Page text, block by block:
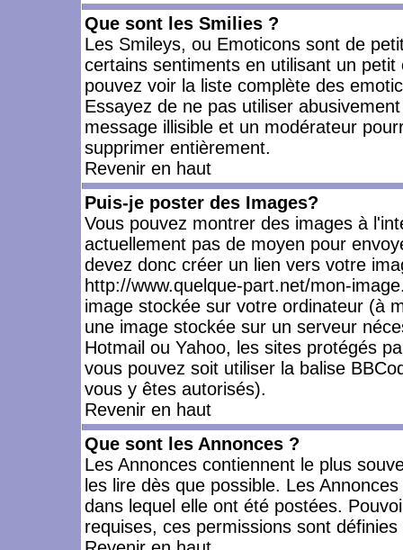
Que sont les Smilies ?
Les Smileys, ou Emoticons sont de
certains sentiments en utilisant un
pouvez voir la liste complète des
Essayez de ne pas utiliser
message illisible et un modérateur
supprimer entièrement.
Revenir en haut
Puis-je poster des Images?
Vous pouvez montrer des images à
actuellement pas de moyen pour
devez donc créer un lien vers votre
http://www.quelque-part.net/mon-
image stockée sur votre ordinateur (à
une image stockée sur un serveur
Hotmail ou Yahoo, les sites protégés
vous pouvez soit utiliser la balise
vous y êtes autorisés).
Revenir en haut
Que sont les Annonces ?
Les Annonces contiennent le plus
les lire dès que possible. Les
dans lequel elle ont été postées.
requises, ces permissions sont